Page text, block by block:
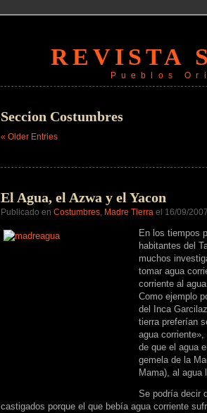
REVISTA
Pueblos
Seccion Costumbres
« Older Entries
El Agua, el Azwa y el Yacon
Publicado en Costumbres, Madre Tierra el 16/09/
En los tiempos
habitantes del
muchos
tomar agua
corriente al
Como ejemplo
del Inca
tierra preferían
agua
de que el agua
gemela de la
Mama), al agua
Se podría decir
castigados porque el que bebía agua corriente